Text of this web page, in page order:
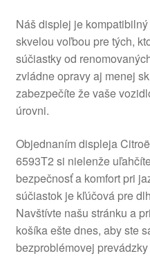
Platby
Pokladňa
Reklamace
Reklamačný poriadok
Náš displej je
skvelou voľbou pre tých,
súčiastky od
zvládne opravy aj menej
zabezpečíte že vaše
úrovni.
Objednaním displeja
6593T2 si nielenže
bezpečnosť a komfort pri
súčiastok je kľúčová pre
Navštívte našu stránku a
košíka ešte dnes, aby ste
bezproblémovej